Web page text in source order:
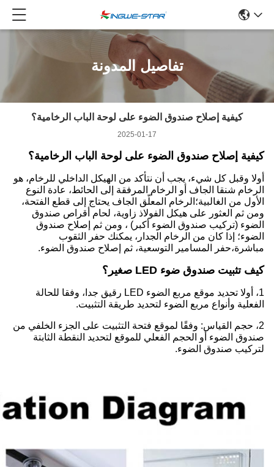
تفاصيل المدونة
كيفية إصلاح صندوق الضوء على لوحة الباب الرخامية؟
2025-01-17
كيفية إصلاح صندوق الضوء على لوحة الباب الرخامية؟
أولا وقبل كل شيء، يجب أن نتأكد من الهيكل الداخلي للرخام، هو
الرخام شنقا الجاف أو الرخام المرفقة إلى الحائط، عادة النوع
الأول من الغالبية؛الرخام المعلّق الجاف يحتاج إلى قطع الفتحة،
ومن ثم العثور على هيكل الفولاذ زاوية، لحام أقراص صندوق
الضوء (تركيب صندوق الضوء أكبر) ، ومن ثم إصلاح صندوق
الضوء؛ إذا كان من الرخام الجدار، يمكنك حفر الثقوب
مباشرة،حفر المسامير التوسعية، ثم إصلاح صندوق الضوء.
كيف تثبيت صندوق ضوء LED صغير؟
1، أولا تحديد موقع مربع الضوء LED رقيق جدا، وفقا للحالة
الفعلية وأنواع مربع الضوء لتحديد طريقة التثبيت.
2، حجم القياس: وفقًا لموقع فتحة التثبيت على الجزء الخلفي من
صندوق الضوء أو الحجم الفعلي للموقع لتحديد النقطة الثابتة
لتركيب صندوق الضوء.